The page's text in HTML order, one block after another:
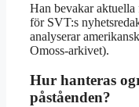
Han bevakar
för SVT:s
analyserar
Omoss-arkivet).
Hur hanteras
påståenden?